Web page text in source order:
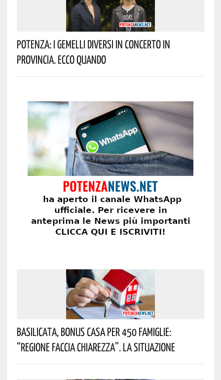
Potenza: I Gemelli DiVersi In Concerto In
Provincia. Ecco Quando
Basilicata, Bonus Casa Per 450 Famiglie:
“Regione Faccia Chiarezza”. La Situazione